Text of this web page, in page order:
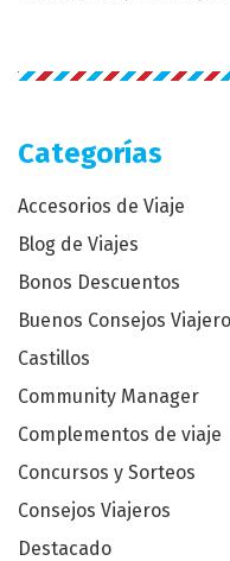
Categorías
Accesorios de Viaje
Blog de Viajes
Bonos Descuentos
Buenos Consejos
Castillos
Community Manager
Complementos de viaje
Concursos y Sorteos
Consejos Viajeros
Destacado